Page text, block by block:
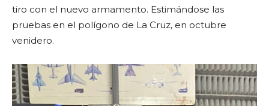
tiro con el nuevo armamento. Estimándose las
pruebas en el polígono de La Cruz, en octubre
venidero.